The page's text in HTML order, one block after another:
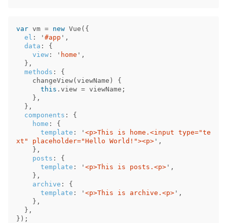
var vm = new Vue ({
el : ' #app ' ,
data :
{
view : ' home ' ,
},
methods :
{
changeView(viewName )
{
this . view = viewName ;
},
},
components :
{
home :
{
template : ' <p>This is home.<input type="te
xt" placeholder="Hello World!"><p> ' ,
},
posts :
{
template : ' <p>This is posts.<p> ' ,
},
archive :
{
template : ' <p>This is archive.<p> ' ,
},
},
});